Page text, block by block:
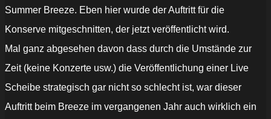
Summer Breeze. Eben hier wurde der Auftritt für die
Konserve mitgeschnitten, der jetzt veröffentlicht wird.
Mal ganz abgesehen davon dass durch die Umstände zur
Zeit (keine Konzerte usw.) die Veröffentlichung einer Live
Scheibe strategisch gar nicht so schlecht ist, war dieser
Auftritt beim Breeze im vergangenen Jahr auch wirklich ein